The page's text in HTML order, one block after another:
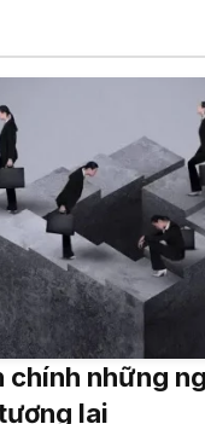
chính những
lai